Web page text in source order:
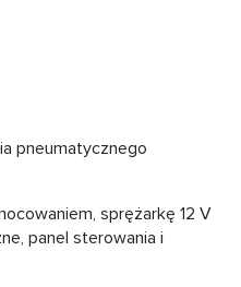
pneumatycznego
sprężarkę 12 V
panel sterowania i